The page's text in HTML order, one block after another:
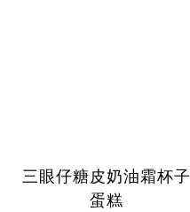
三眼仔糖皮奶油霜杯子
蛋糕